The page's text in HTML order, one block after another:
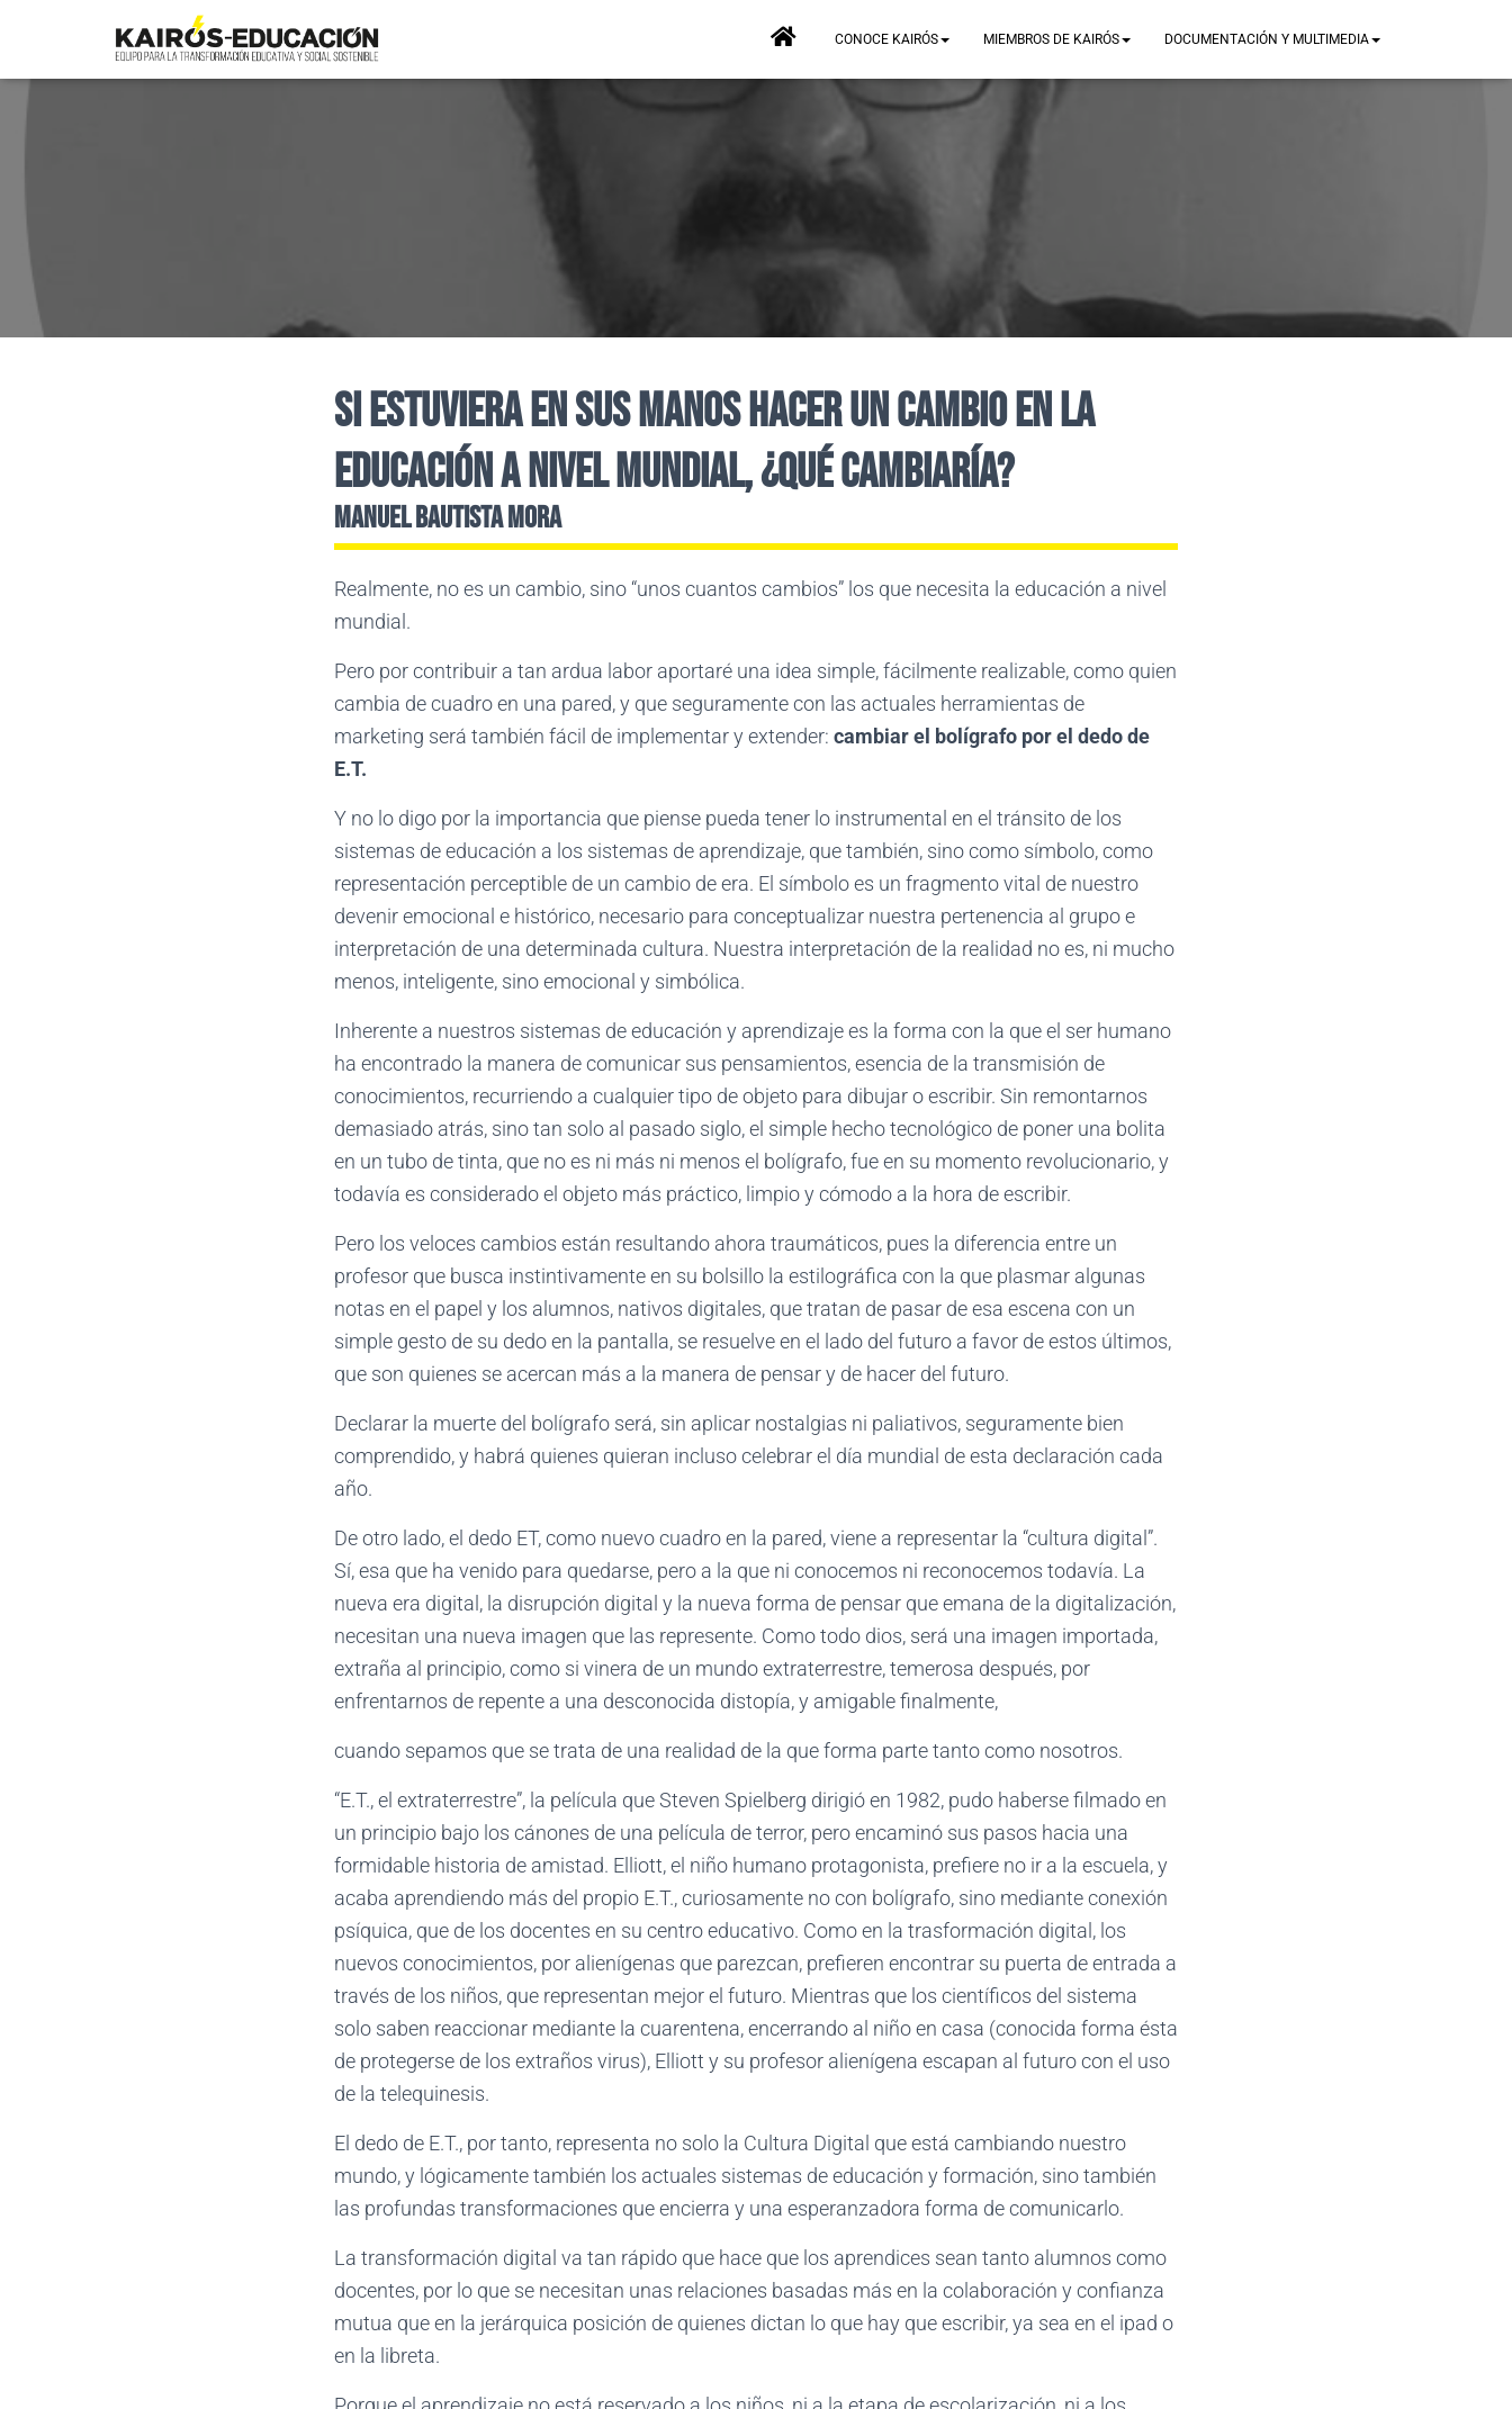
CONOCE KAIRÓS MIEMBROS DE KAIRÓS DOCUMENTACIÓN Y MULTIMEDIA
Si estuviera en sus manos hacer un cambio en la
educación a nivel mundial, ¿qué cambiaría?
Manuel Bautista Mora
Realmente, no es un cambio, sino “unos cuantos cambios” los que necesita la educación a nivel
mundial.
Pero por contribuir a tan ardua labor aportaré una idea simple, fácilmente realizable, como quien
cambia de cuadro en una pared, y que seguramente con las actuales herramientas de
marketing será también fácil de implementar y extender: cambiar el bolígrafo por el dedo de
E.T.
Y no lo digo por la importancia que piense pueda tener lo instrumental en el tránsito de los
sistemas de educación a los sistemas de aprendizaje, que también, sino como símbolo, como
representación perceptible de un cambio de era. El símbolo es un fragmento vital de nuestro
devenir emocional e histórico, necesario para conceptualizar nuestra pertenencia al grupo e
interpretación de una determinada cultura. Nuestra interpretación de la realidad no es, ni mucho
menos, inteligente, sino emocional y simbólica.
Inherente a nuestros sistemas de educación y aprendizaje es la forma con la que el ser humano
ha encontrado la manera de comunicar sus pensamientos, esencia de la transmisión de
conocimientos, recurriendo a cualquier tipo de objeto para dibujar o escribir. Sin remontarnos
demasiado atrás, sino tan solo al pasado siglo, el simple hecho tecnológico de poner una bolita
en un tubo de tinta, que no es ni más ni menos el bolígrafo, fue en su momento revolucionario, y
todavía es considerado el objeto más práctico, limpio y cómodo a la hora de escribir.
Pero los veloces cambios están resultando ahora traumáticos, pues la diferencia entre un
profesor que busca instintivamente en su bolsillo la estilográfica con la que plasmar algunas
notas en el papel y los alumnos, nativos digitales, que tratan de pasar de esa escena con un
simple gesto de su dedo en la pantalla, se resuelve en el lado del futuro a favor de estos últimos,
que son quienes se acercan más a la manera de pensar y de hacer del futuro.
Declarar la muerte del bolígrafo será, sin aplicar nostalgias ni paliativos, seguramente bien
comprendido, y habrá quienes quieran incluso celebrar el día mundial de esta declaración cada
año.
De otro lado, el dedo ET, como nuevo cuadro en la pared, viene a representar la “cultura digital”.
Sí, esa que ha venido para quedarse, pero a la que ni conocemos ni reconocemos todavía. La
nueva era digital, la disrupción digital y la nueva forma de pensar que emana de la digitalización,
necesitan una nueva imagen que las represente. Como todo dios, será una imagen importada,
extraña al principio, como si vinera de un mundo extraterrestre, temerosa después, por
enfrentarnos de repente a una desconocida distopía, y amigable finalmente,
cuando sepamos que se trata de una realidad de la que forma parte tanto como nosotros.
“E.T., el extraterrestre”, la película que Steven Spielberg dirigió en 1982, pudo haberse filmado en
un principio bajo los cánones de una película de terror, pero encaminó sus pasos hacia una
formidable historia de amistad. Elliott, el niño humano protagonista, prefiere no ir a la escuela, y
acaba aprendiendo más del propio E.T., curiosamente no con bolígrafo, sino mediante conexión
psíquica, que de los docentes en su centro educativo. Como en la trasformación digital, los
nuevos conocimientos, por alienígenas que parezcan, prefieren encontrar su puerta de entrada a
través de los niños, que representan mejor el futuro. Mientras que los científicos del sistema
solo saben reaccionar mediante la cuarentena, encerrando al niño en casa (conocida forma ésta
de protegerse de los extraños virus), Elliott y su profesor alienígena escapan al futuro con el uso
de la telequinesis.
El dedo de E.T., por tanto, representa no solo la Cultura Digital que está cambiando nuestro
mundo, y lógicamente también los actuales sistemas de educación y formación, sino también
las profundas transformaciones que encierra y una esperanzadora forma de comunicarlo.
La transformación digital va tan rápido que hace que los aprendices sean tanto alumnos como
docentes, por lo que se necesitan unas relaciones basadas más en la colaboración y confianza
mutua que en la jerárquica posición de quienes dictan lo que hay que escribir, ya sea en el ipad o
en la libreta.